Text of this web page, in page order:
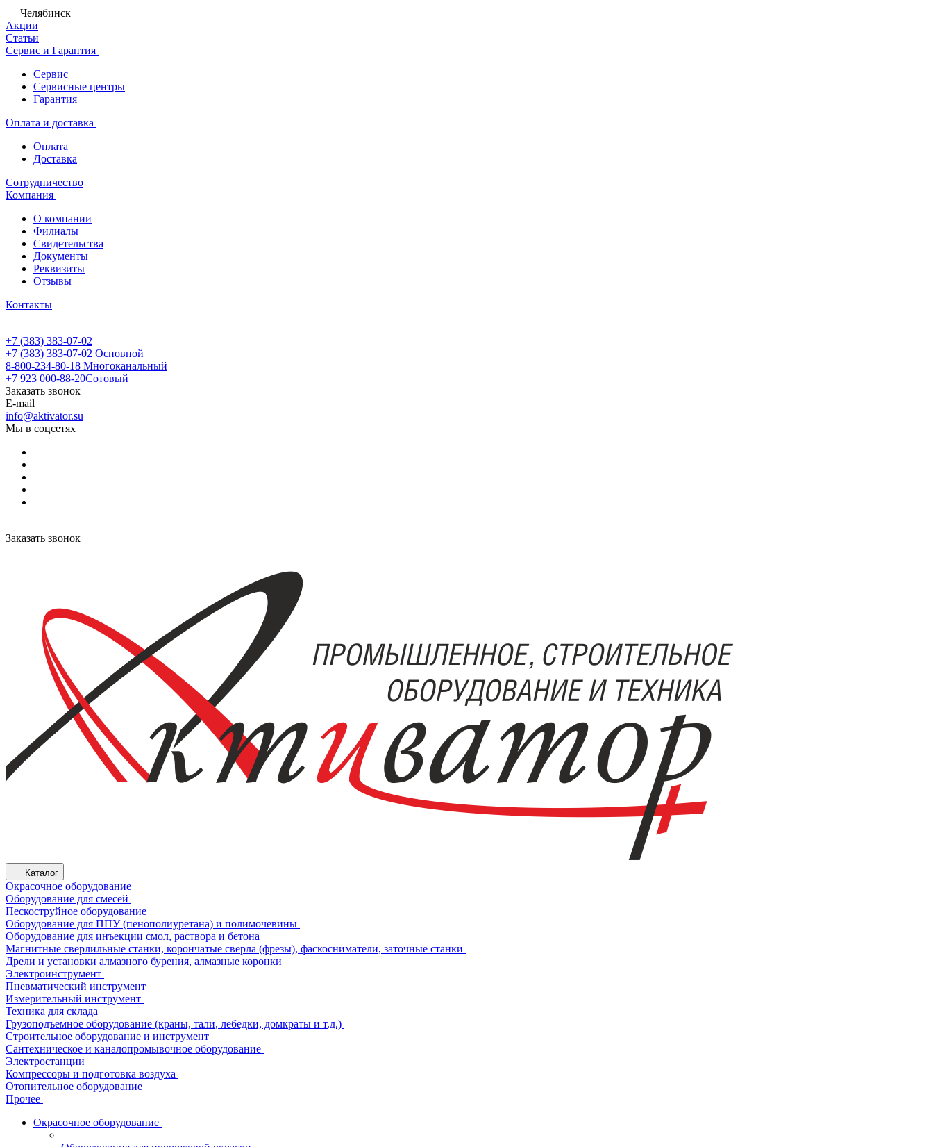
Челябинск
Акции
Статьи
Сервис и Гарантия
Сервис
Сервисные центры
Гарантия
Оплата и доставка
Оплата
Доставка
Сотрудничество
Компания
О компании
Филиалы
Свидетельства
Документы
Реквизиты
Отзывы
Контакты
+7 (383) 383-07-02
+7 (383) 383-07-02 Основной
8-800-234-80-18 Многоканальный
+7 923 000-88-20Сотовый
Заказать звонок
E-mail
info@aktivator.su
Мы в соцсетях
Заказать звонок
Каталог
Окрасочное оборудование
Оборудование для смесей
Пескоструйное оборудование
Оборудование для ППУ (пенополиуретана) и полимочевины
Оборудование для инъекции смол, раствора и бетона
Магнитные сверлильные станки, корончатые сверла (фрезы), фаскосниматели, заточные станки
Дрели и установки алмазного бурения, алмазные коронки
Электроинструмент
Пневматический инструмент
Измерительный инструмент
Техника для склада
Грузоподъемное оборудование (краны, тали, лебедки, домкраты и т.д.)
Строительное оборудование и инструмент
Сантехническое и каналопромывочное оборудование
Электростанции
Компрессоры и подготовка воздуха
Отопительное оборудование
Прочее
Окрасочное оборудование